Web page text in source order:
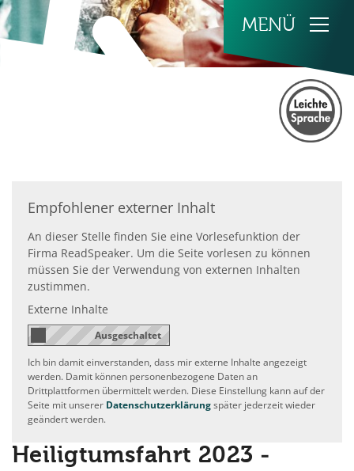
Zum Inhalt springen
Empfohlener externer Inhalt
An dieser Stelle finden Sie eine Vorlesefunktion der
Firma ReadSpeaker. Um die Seite vorlesen zu können
müssen Sie der Verwendung von externen Inhalten
zustimmen.
Externe Inhalte
Ich bin damit einverstanden, dass mir externe Inhalte angezeigt
werden. Damit können personenbezogene Daten an
Drittplattformen übermittelt werden. Diese Einstellung kann auf der
Seite mit unserer Datenschutzerklärungspäter jederzeit wieder
geändert werden.
Heiligtumsfahrt 2023 -